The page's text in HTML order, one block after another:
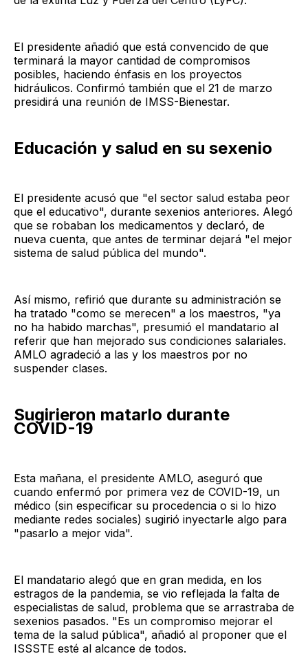
El presidente añadió que está convencido de que
terminará la mayor cantidad de compromisos
posibles, haciendo énfasis en los proyectos
hidráulicos. Confirmó también que el 21 de marzo
presidirá una reunión de IMSS-Bienestar.
Educación y salud en su sexenio
El presidente acusó que "el sector salud estaba peor
que el educativo", durante sexenios anteriores. Alegó
que se robaban los medicamentos y declaró, de
nueva cuenta, que antes de terminar dejará "el mejor
sistema de salud pública del mundo".
Así mismo, refirió que durante su administración se
ha tratado "como se merecen" a los maestros, "ya
no ha habido marchas", presumió el mandatario al
referir que han mejorado sus condiciones salariales.
AMLO agradeció a las y los maestros por no
suspender clases.
Sugirieron matarlo durante
COVID-19
Esta mañana, el presidente AMLO, aseguró que
cuando enfermó por primera vez de COVID-19, un
médico (sin especificar su procedencia o si lo hizo
mediante redes sociales) sugirió inyectarle algo para
"pasarlo a mejor vida".
El mandatario alegó que en gran medida, en los
estragos de la pandemia, se vio reflejada la falta de
especialistas de salud, problema que se arrastraba de
sexenios pasados. "Es un compromiso mejorar el
tema de la salud pública", añadió al proponer que el
ISSSTE esté al alcance de todos.